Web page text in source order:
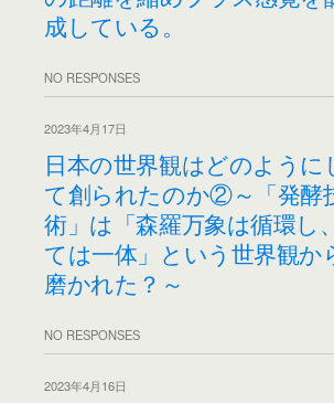
成している。
NO RESPONSES
2023年4月17日
日本の世界観はどのように
て創られたのか②～「発酵
術」は「森羅万象は循環し
ては一体」という世界観か
磨かれた？～
NO RESPONSES
2023年4月16日